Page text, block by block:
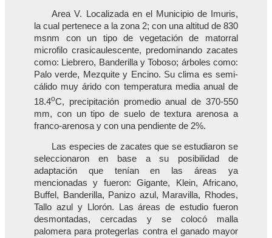
Area V. Localizada en el Municipio de Imuris,
la cual pertenece a la zona 2; con una altitud de 830
msnm con un tipo de vegetación de matorral
microfilo crasicaulescente, predominando zacates
como: Liebrero, Banderilla y Toboso; árboles como:
Palo verde, Mezquite y Encino. Su clima es semi-
cálido muy árido con temperatura media anual de
18.4oC, precipitación promedio anual de 370-550
mm, con un tipo de suelo de textura arenosa a
franco-arenosa y con una pendiente de 2%.
Las especies de zacates que se estudiaron se
seleccionaron en base a su posibilidad de
adaptación que tenían en las áreas ya
mencionadas y fueron: Gigante, Klein, Africano,
Buffel, Banderilla, Panizo azul, Maravilla, Rhodes,
Tallo azul y Llorón. Las áreas de estudio fueron
desmontadas, cercadas y se colocó malla
palomera para protegerlas contra el ganado mayor